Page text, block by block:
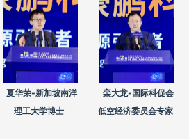
夏华荣-新加坡南洋
理工大学博士
栾大龙-国际科促会
低空经济委员会专家